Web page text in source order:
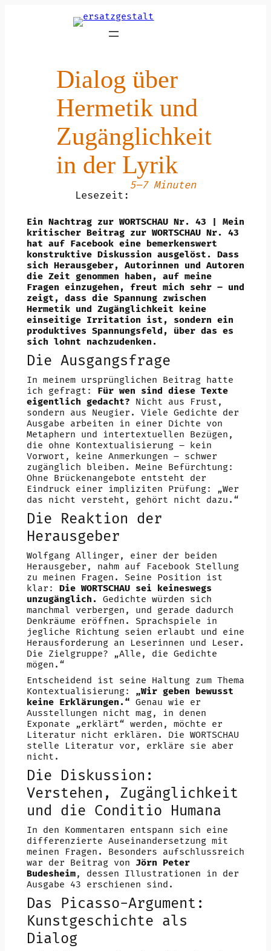
Dialog über
Hermetik und
Zugänglichkeit
in der Lyrik
Lesezeit:
5–7 Minuten
Ein Nachtrag zur WORTSCHAU Nr. 43 | Mein
kritischer Beitrag zur WORTSCHAU Nr. 43
hat auf Facebook eine bemerkenswert
konstruktive Diskussion ausgelöst. Dass
sich Herausgeber, Autorinnen und Autoren
die Zeit genommen haben, auf meine
Fragen einzugehen, freut mich sehr – und
zeigt, dass die Spannung zwischen
Hermetik und Zugänglichkeit keine
einseitige Irritation ist, sondern ein
produktives Spannungsfeld, über das es
sich lohnt nachzudenken.
Die Ausgangsfrage
In meinem ursprünglichen Beitrag hatte
ich gefragt: Für wen sind diese Texte
eigentlich gedacht? Nicht aus Frust,
sondern aus Neugier. Viele Gedichte der
Ausgabe arbeiten in einer Dichte von
Metaphern und intertextuellen Bezügen,
die ohne Kontextualisierung – kein
Vorwort, keine Anmerkungen – schwer
zugänglich bleiben. Meine Befürchtung:
Ohne Brückenangebote entsteht der
Eindruck einer impliziten Prüfung: „Wer
das nicht versteht, gehört nicht dazu.“
Die Reaktion der
Herausgeber
Wolfgang Allinger, einer der beiden
Herausgeber, nahm auf Facebook Stellung
zu meinen Fragen. Seine Position ist
klar: Die WORTSCHAU sei keineswegs
unzugänglich. Gedichte würden sich
manchmal verbergen, und gerade dadurch
Denkräume eröffnen. Sprachspiele in
jegliche Richtung seien erlaubt und eine
Herausforderung an Leserinnen und Leser.
Die Zielgruppe? „Alle, die Gedichte
mögen.“
Entscheidend ist seine Haltung zum Thema
Kontextualisierung: „Wir geben bewusst
keine Erklärungen.“ Genau wie er
Ausstellungen nicht mag, in denen
Exponate „erklärt“ werden, möchte er
Literatur nicht erklären. Die WORTSCHAU
stelle Literatur vor, erkläre sie aber
nicht.
Die Diskussion:
Verstehen, Zugänglichkeit
und die Conditio Humana
In den Kommentaren entspann sich eine
differenzierte Auseinandersetzung mit
meinen Fragen. Besonders aufschlussreich
war der Beitrag von Jörn Peter
Budesheim, dessen Illustrationen in der
Ausgabe 43 erschienen sind.
Das Picasso-Argument:
Kunstgeschichte als
Dialog